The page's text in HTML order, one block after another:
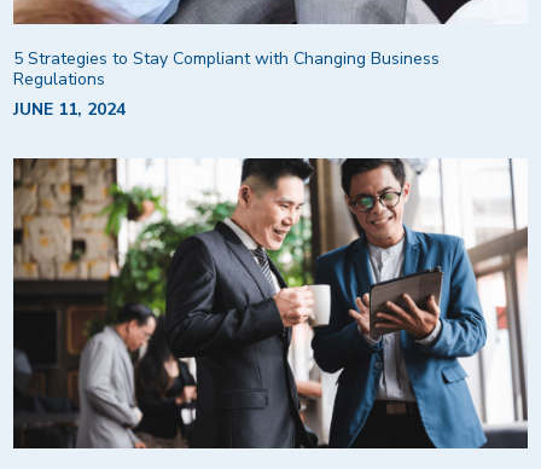
5 Strategies to Stay Compliant with Changing Business
Regulations
JUNE 11, 2024